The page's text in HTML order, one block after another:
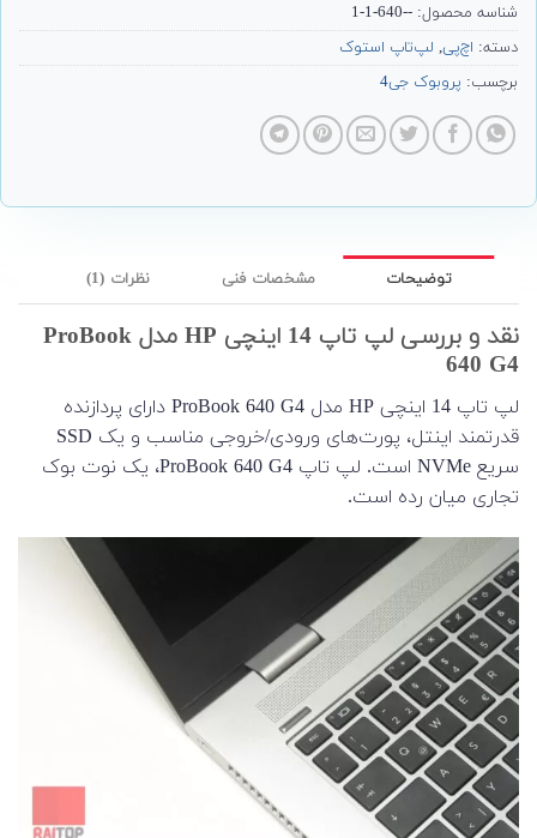
شناسه محصول: --640-1-1
دسته: اچ‌پی, لپ‌تاپ استوک
برچسب: پروبوک جی4
توضیحات مشخصات فنی نظرات (1)
نقد و بررسی لپ تاپ 14 اینچی HP مدل ProBook
640 G4
لپ تاپ 14 اینچی HP مدل ProBook 640 G4 دارای پردازنده
قدرتمند اینتل، پورت‌های ورودی/خروجی مناسب و یک SSD
سریع NVMe است. لپ تاپ ProBook 640 G4، یک نوت بوک
تجاری میان رده است.